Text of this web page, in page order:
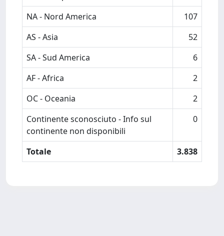
NA - Nord America
107
AS - Asia
52
SA - Sud America
6
AF - Africa
2
OC - Oceania
2
Continente sconosciuto - Info sul
continente non disponibili
0
Totale 3.838